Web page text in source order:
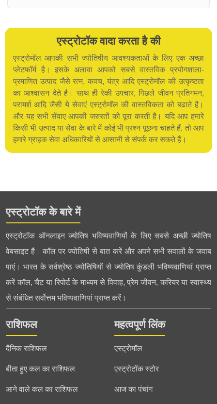
एस्ट्रोटॉक वादा करता है की
एस्ट्रोमॉल आपकी सभी ज्योतिषीय आवश्यकताओं के लिए एक अच्छा
प्लेटफॉर्म है। इसके अलावा आपको सबसे वास्तविक प्रयोगशाला-
प्रमाणित उत्पाद जैसे रत्न, कवच, यंत्र आदि एस्ट्रोमॉल की उत्कृष्टता
का आश्वासन देते है। साथ ही रेकी उपचार, पिछले जीवन प्रतिगमन,
परामर्श आदि जैसी ये सेवाएं एस्ट्रोमॉल की वास्तविकता को बढाते है।
और यह सभी सेंवाए आपकी जरुरतों को पूरा करती है। यदि आप हमारे
किसी भी उत्पाद या सेवा के बारे में कोई भी प्रश्न पूछना चाहते हैं, तो आप
हमारे ग्राहक सेवा अधिकारियों से आसानी से संपर्क कर सकते हैं।
एस्ट्रोटॉक के बारे में
एस्ट्रोटॉक ऑनलाइन ज्योतिष भविष्यवाणियों के लिए सबसे अच्छी ज्योतिष
वेबसाइट है। कॉल पर ज्योतिषी से बात करें और अपने सभी सवालों के जवाब
पाएं। भारत के सर्वश्रेष्ठ ज्योतिषियों से ज्योतिष कुंडली भविष्यवाणियां प्राप्त
करें कॉल, चैट या रिपोर्ट के माध्यम से विवाह, प्रेम जीवन, करियर या स्वास्थ्य
से संबंधित सर्वोत्तम भविष्यवाणियां प्राप्त करें।
राशिफल
दैनिक राशिफल
बीता हुए कल का राशिफल
आने वाले कल का राशिफल
महत्वपूर्ण लिंक
एस्ट्रोमॉल
एस्ट्रोटॉक स्टोर
आज का पंचांग